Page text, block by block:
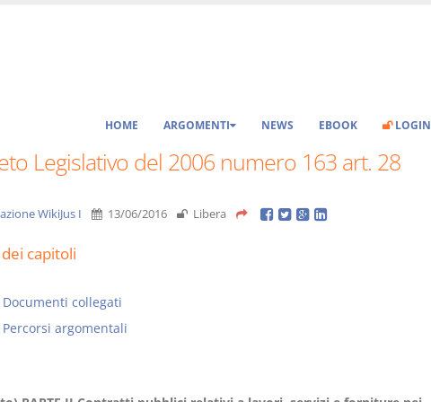
HOME ARGOMENTI NEWS EBOOK LOGIN
Legislativo del 2006 numero 163 art. 28
WikiJus I 13/06/2016 Libera
capitoli
Documenti collegati
Percorsi argomentali